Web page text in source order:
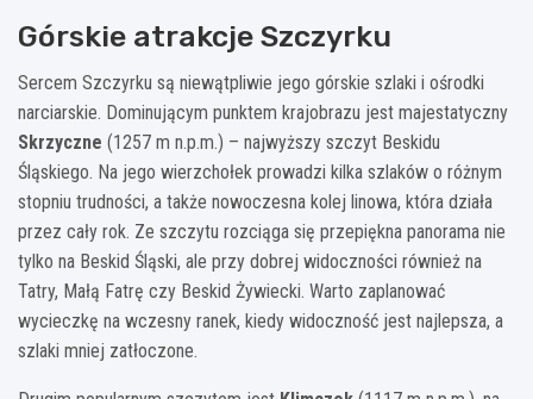
Górskie atrakcje Szczyrku
Sercem Szczyrku są niewątpliwie jego górskie szlaki i ośrodki
narciarskie. Dominującym punktem krajobrazu jest majestatyczny
Skrzyczne (1257 m n.p.m.) – najwyższy szczyt Beskidu
Śląskiego. Na jego wierzchołek prowadzi kilka szlaków o różnym
stopniu trudności, a także nowoczesna kolej linowa, która działa
przez cały rok. Ze szczytu rozciąga się przepiękna panorama nie
tylko na Beskid Śląski, ale przy dobrej widoczności również na
Tatry, Małą Fatrę czy Beskid Żywiecki. Warto zaplanować
wycieczkę na wczesny ranek, kiedy widoczność jest najlepsza, a
szlaki mniej zatłoczone.